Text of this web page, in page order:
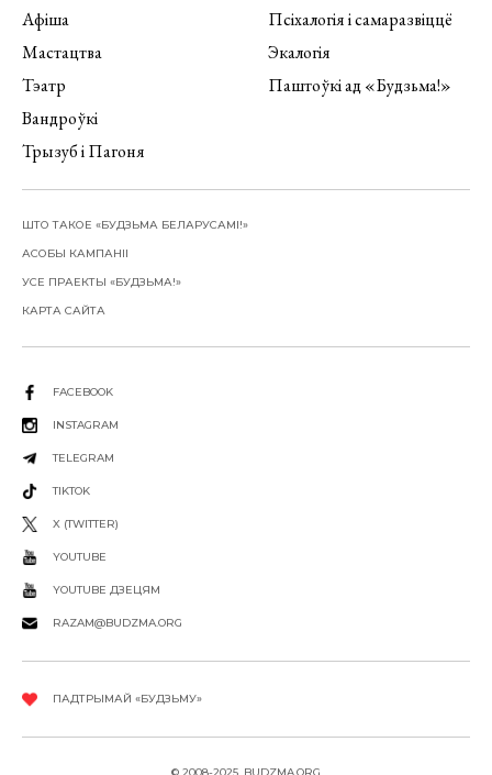
Афіша
Мастацтва
Тэатр
Вандроўкі
Трызуб і Пагоня
Псіхалогія і самаразвіццё
Экалогія
Паштоўкі ад «Будзьма!»
ШТО ТАКОЕ «БУДЗЬМА БЕЛАРУСАМІ!»
АСОБЫ КАМПАНІІ
УСЕ ПРАЕКТЫ «БУДЗЬМА!»
КАРТА САЙТА
FACEBOOK
INSTAGRAM
TELEGRAM
TIKTOK
X (TWITTER)
YOUTUBE
YOUTUBE ДЗЕЦЯМ
RAZAM@BUDZMA.ORG
ПАДТРЫМАЙ «БУДЗЬМУ»